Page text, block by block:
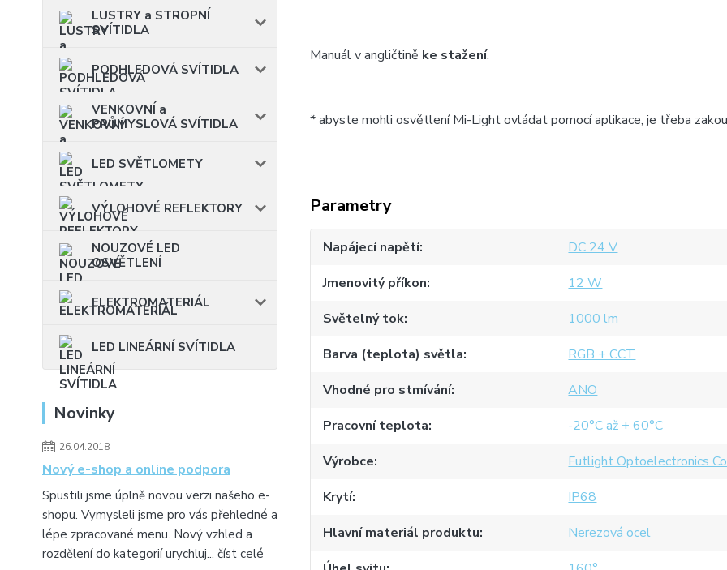
LUSTRY a STROPNÍ
SVÍTIDLA
PODHLEDOVÁ SVÍTIDLA
VENKOVNÍ a
PRŮMYSLOVÁ SVÍTIDLA
LED SVĚTLOMETY
VÝLOHOVÉ REFLEKTORY
NOUZOVÉ LED
OSVĚTLENÍ
ELEKTROMATERIÁL
LED LINEÁRNÍ SVÍTIDLA
Novinky
26.04.2018
Nový e-shop a online podpora
Spustili jsme úplně novou verzi našeho e-
shopu. Vymysleli jsme pro vás přehledné a
lépe zpracované menu. Nový vzhled a
rozdělení do kategorií urychluj... číst celé
Manuál v angličtině ke stažení.
* abyste mohli osvětlení Mi-Light ovládat pomocí aplikace, je třeba
Parametry
Napájecí napětí
DC 24 V
Jmenovitý příkon
12 W
Světelný tok
1000 lm
Barva (teplota) světla
RGB + CCT
Vhodné pro stmívání
ANO
Pracovní teplota
-20°C až + 60°C
Výrobce
Futlight Optoelectronics
Krytí
IP68
Hlavní materiál produktu
Nerezová ocel